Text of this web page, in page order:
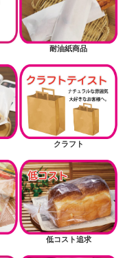
耐油紙商品
クラフト
低コスト追求